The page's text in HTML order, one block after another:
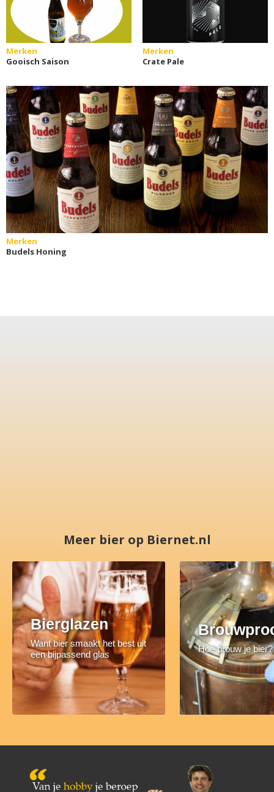
Merken
Gooisch Saison
Merken
Crate Pale
Merken
Budels Honing
Meer bier op Biernet.nl
Bierglazen
Want bier smaakt het best uit
een bijpassend glas
Hoe brouw je bier?